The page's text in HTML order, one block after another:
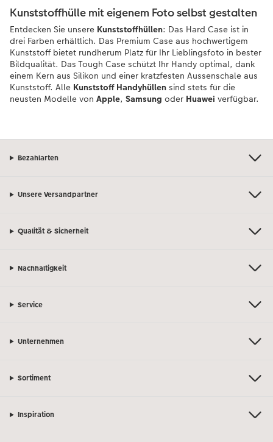
Kunststoffhülle mit eigenem Foto selbst gestalten
Entdecken Sie unsere Kunststoffhüllen: Das Hard Case ist in
drei Farben erhältlich. Das Premium Case aus hochwertigem
Kunststoff bietet rundherum Platz für Ihr Lieblingsfoto in bester
Bildqualität. Das Tough Case schützt Ihr Handy optimal, dank
einem Kern aus Silikon und einer kratzfesten Aussenschale aus
Kunststoff. Alle Kunststoff Handyhüllen sind stets für die
neusten Modelle von Apple, Samsung oder Huawei verfügbar.
Bezahlarten
Unsere Versandpartner
Qualität & Sicherheit
Nachhaltigkeit
Service
Unternehmen
Sortiment
Inspiration